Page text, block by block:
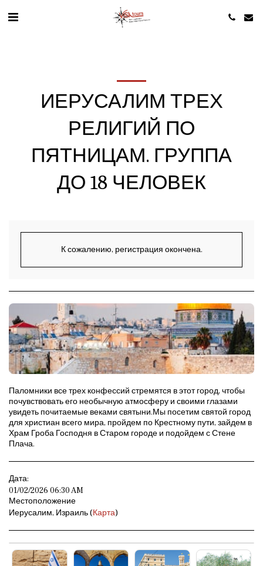
ИЕРУСАЛИМ ТРЕХ
РЕЛИГИЙ ПО
ПЯТНИЦАМ. ГРУППА
ДО 18 ЧЕЛОВЕК
К сожалению, регистрация окончена.
Паломники все трех конфессий стремятся в этот город, чтобы
почувствовать его необычную атмосферу и своими глазами
увидеть почитаемые веками святыни.Мы посетим святой город
для христиан всего мира, пройдем по Крестному пути, зайдем в
Храм Гроба Господня в Старом городе и подойдем с Стене
Плача.
Дата:
01/02/2026 06:30 AM
Местоположение
Иерусалим, Израиль (Карта)